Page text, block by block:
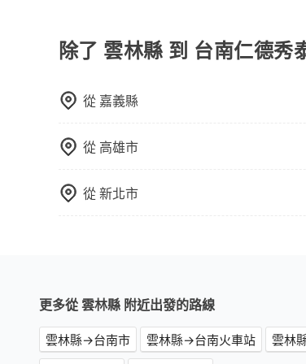
擇「計時包車」，中途需要加點停靠，則
除了 雲林縣 到 台南仁德
從 嘉義縣
從 高雄市
從新北市
更多從 雲林縣 附近出發的路線
雲林縣→台南市 雲林縣→台南火車站 雲林